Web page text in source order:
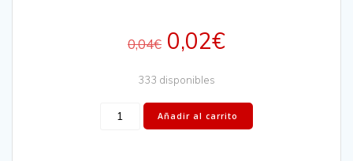
0,04€ 0,02€
333 disponibles
Añadir al carrito